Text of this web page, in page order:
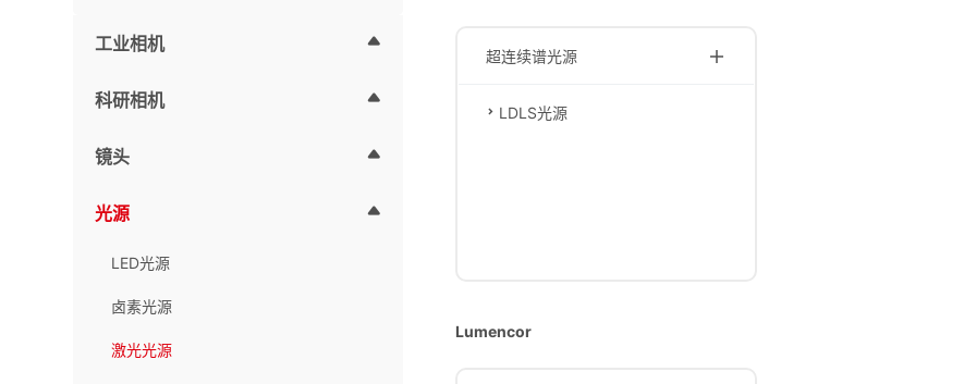
工业相机
科研相机
镜头
光源
LED光源
卤素光源
激光光源
超连续谱光源
LDLS光源
Lumencor